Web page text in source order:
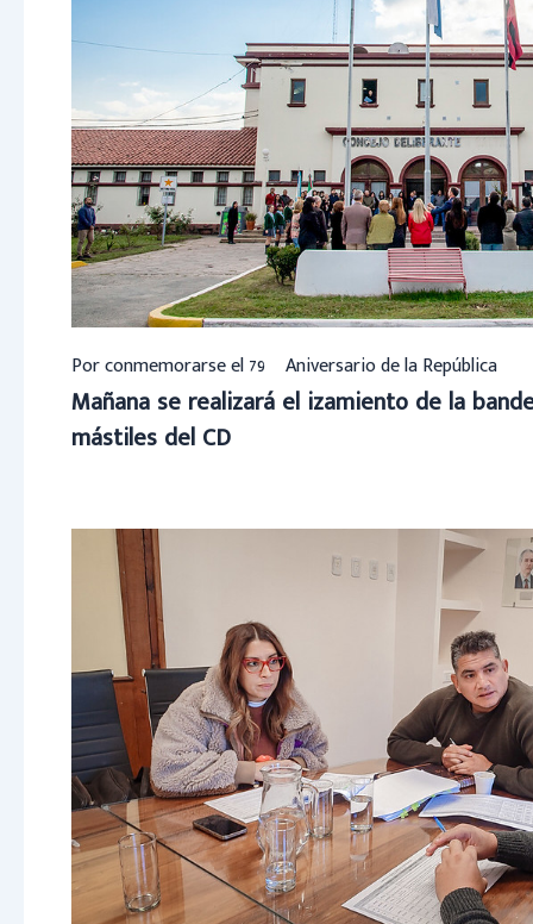
Por conmemorarse el 79º Aniversario de la República
Mañana se realizará el izamiento de la
mástiles del CD